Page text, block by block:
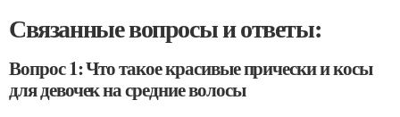
Связанные вопросы и ответы:
Вопрос 1: Что такое красивые прически и косы
для девочек на средние волосы